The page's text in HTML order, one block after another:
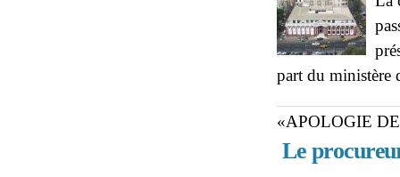
part du ministère
«APOLOGIE
Le